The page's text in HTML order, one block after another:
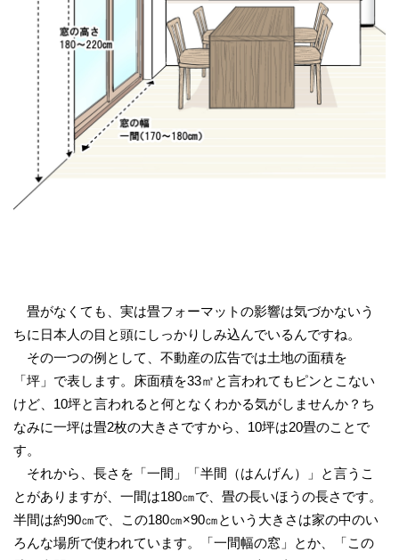
畳がなくても、実は畳フォーマットの影響は気づかないう
ちに日本人の目と頭にしっかりしみ込んでいるんですね。
その一つの例として、不動産の広告では土地の面積を
「坪」で表します。床面積を33㎡と言われてもピンとこない
けど、10坪と言われると何となくわかる気がしませんか？ち
なみに一坪は畳2枚の大きさですから、10坪は20畳のことで
す。
それから、長さを「一間」「半間（はんげん）」と言うこ
とがありますが、一間は180㎝で、畳の長いほうの長さです。
半間は約90㎝で、この180㎝×90㎝という大きさは家の中のい
ろんな場所で使われています。「一間幅の窓」とか、「この